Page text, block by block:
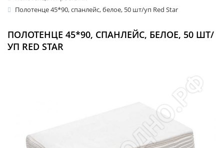
Полотенце 45*90, спанлейс, белое, 50 шт/уп Red Star
ПОЛОТЕНЦЕ 45*90, СПАНЛЕЙС, БЕЛОЕ, 50 ШТ/
УП RED STAR